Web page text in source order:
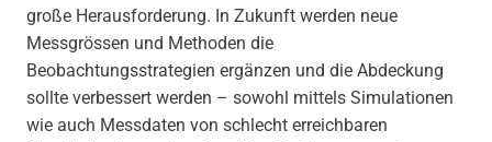
große Herausforderung. In Zukunft werden neue
Messgrössen und Methoden die
Beobachtungsstrategien ergänzen und die Abdeckung
sollte verbessert werden – sowohl mittels Simulationen
wie auch Messdaten von schlecht erreichbaren